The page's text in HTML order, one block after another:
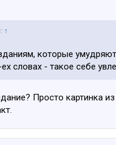
↑
которые
словах - такое себе
Просто картинка из